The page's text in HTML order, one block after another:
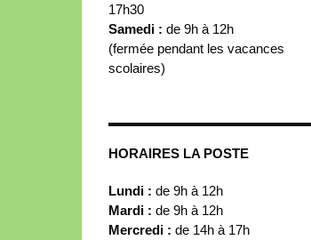
17h30
Samedi : de 9h à 12h
(fermée pendant les vacances
scolaires)
HORAIRES LA POSTE
Lundi : de 9h à 12h
Mardi : de 9h à 12h
Mercredi : de 14h à 17h